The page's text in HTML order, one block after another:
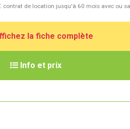
: contrat de location jusqu'à 60 mois avec ou
la fiche complète
nfo et prix